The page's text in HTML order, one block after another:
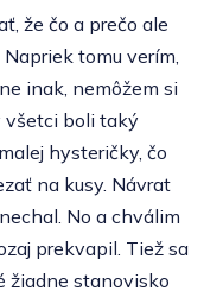
že čo a prečo ale
tomu verím,
inak, nemôžem si
všetci boli taký
hysteričky, čo
na kusy. Návrat
No a chválim
prekvapil. Tiež sa
žiadne stanovisko